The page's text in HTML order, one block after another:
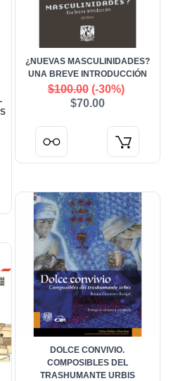
¿NUEVAS MASCULINIDADES?
UNA BREVE INTRODUCCIÓN
$100.00(-30%)
$70.00
DOLCE CONVIVIO.
COMPOSIBLES DEL
TRASHUMANTE URBIS